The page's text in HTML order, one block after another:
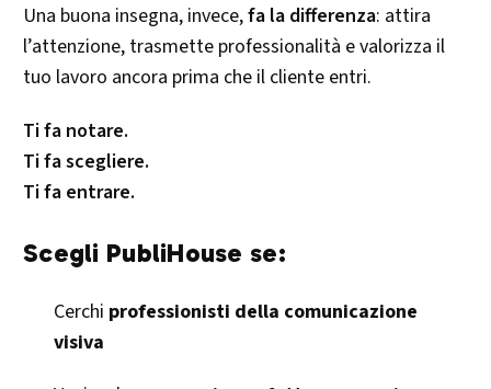
Una buona insegna, invece,fa la differenza: attira
l’attenzione, trasmette professionalità e valorizza il
tuo lavoro ancora prima che il cliente entri.
Ti fa notare.
Ti fa scegliere.
Ti fa entrare.
Scegli PubliHouse se:
Cerchi professionisti della comunicazione
visiva